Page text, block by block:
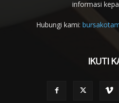
informasi
Hubungi kami:
IKUTI